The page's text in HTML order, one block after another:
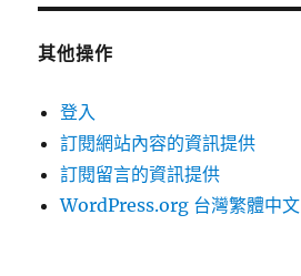
其他操作
登入
訂閱網站內容的資訊提供
訂閱留言的資訊提供
WordPress.org 台灣繁體中文